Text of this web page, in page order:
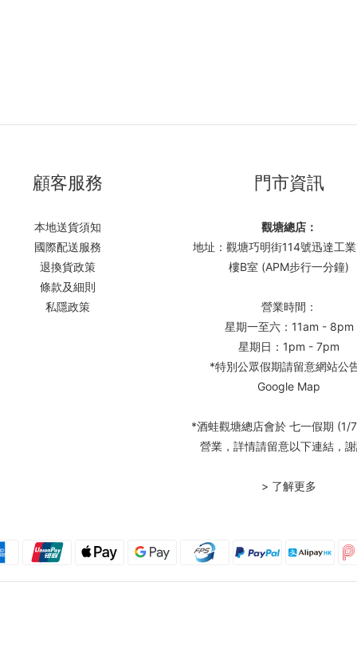
顧客服務
本地送貨須知
國際配送服務
退換貨政策
條款及細則
私隱政策
門市資訊
觀塘總店：
地址：觀塘巧明街114號迅達工
樓B室 (APM步行一分鐘)
營業時間：
星期一至六：11am - 8pm
星期日：1pm - 7pm
*特別公眾假期請留意網站公
Google Map
*酒蛙觀塘總店會於 七一假期 (1/
營業，詳情請留意以下連結，謝
> 了解更多